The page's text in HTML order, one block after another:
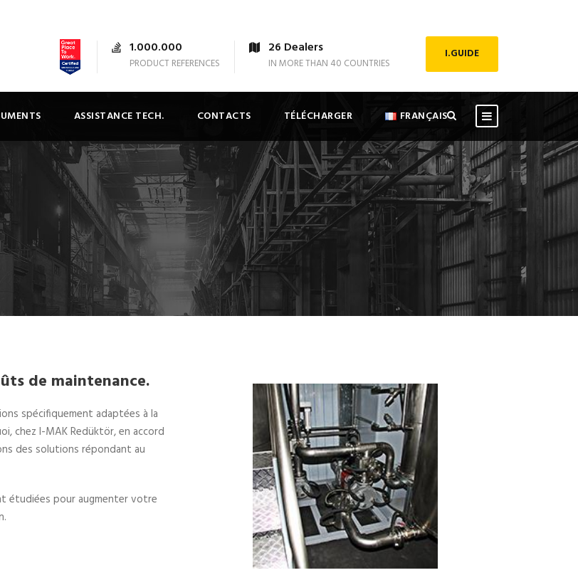
1.000.000
PRODUCT REFERENCES
26 Dealers
IN MORE THAN 40 COUNTRIES
I.GUIDE
ASSISTANCE TECH. CONTACTS TÉLÉCHARGER FRANÇAIS
de maintenance.
spécifiquement adaptées à la
chez I-MAK Redüktör, en accord
des solutions répondant au
étudiées pour augmenter votre